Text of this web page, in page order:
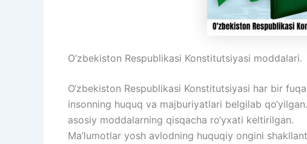
O’zbekiston Respublikasi Konstitutsiyasi moddalari.
O‘zbekiston Respublikasi Konstitutsiyasi har bir
insonning huquq va majburiyatlari belgilab
asosiy moddalarning qisqacha ro‘yxati keltirilgan.
Ma’lumotlar yosh avlodning huquqiy ongini